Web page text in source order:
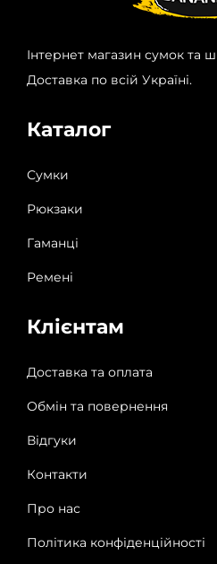
Інтернет магазин сумок та
Доставка по всій Україні.
Каталог
Сумки
Рюкзаки
Гаманці
Ремені
Клієнтам
Доставка та оплата
Обмін та повернення
Відгуки
Контакти
Про нас
Політика конфіденційності